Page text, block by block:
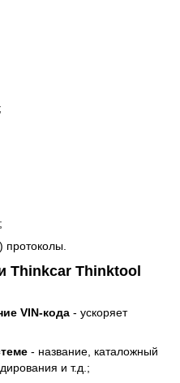
протоколы.
Thinkcar Thinktool
VIN-кода - ускоряет
- название, каталожный
и т.д.;